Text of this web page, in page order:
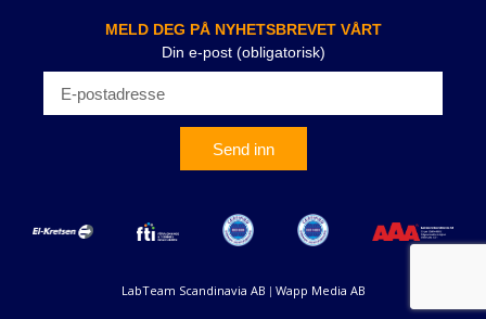
MELD DEG PÅ NYHETSBREVET VÅRT
Din e-post (obligatorisk)
Send inn
LabTeam Scandinavia AB | Wapp Media AB